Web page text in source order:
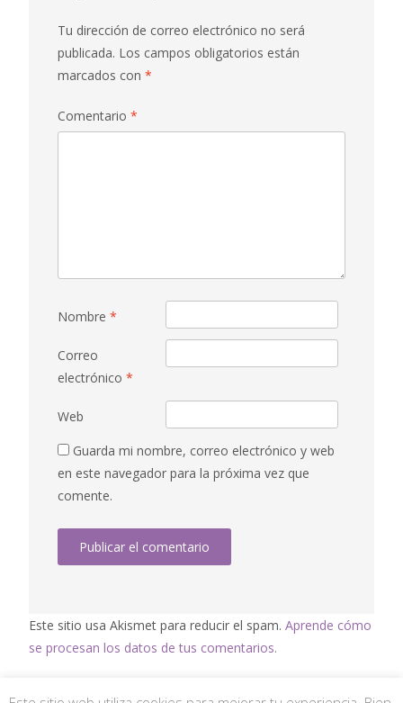
Tu dirección de correo electrónico no será
publicada. Los campos obligatorios están
marcados con *
Comentario *
Nombre *
Correo
electrónico *
Web
Guarda mi nombre, correo electrónico y web
en este navegador para la próxima vez que
comente.
Este sitio usa Akismet para reducir el spam. Aprende cómo
se procesan los datos de tus comentarios.